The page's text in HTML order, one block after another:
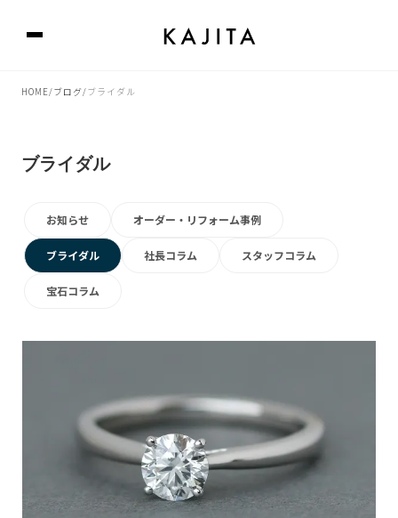
HOME/ブログ/ブライダル
ブライダル
お知らせ オーダー・リフォーム事例
ブライダル 社長コラム スタッフコラム
宝石コラム